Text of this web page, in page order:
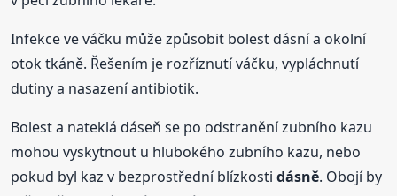
Infekce ve váčku může způsobit bolest dásní a okolní
otok tkáně. Řešením je rozříznutí váčku, vypláchnutí
dutiny a nasazení antibiotik.
Bolest a nateklá dáseň se po odstranění zubního kazu
mohou vyskytnout u hlubokého zubního kazu, nebo
pokud byl kaz v bezprostřední blízkostidásně. Obojí by